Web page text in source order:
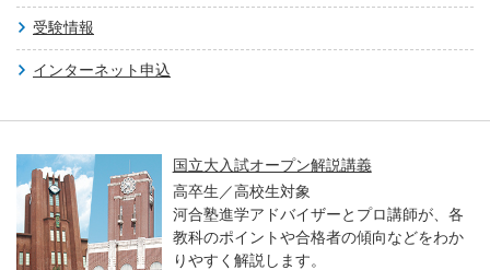
受験情報
インターネット申込
国立大入試オープン解説講義
高卒生／高校生対象
河合塾進学アドバイザーとプロ講師が、各
教科のポイントや合格者の傾向などをわか
りやすく解説します。